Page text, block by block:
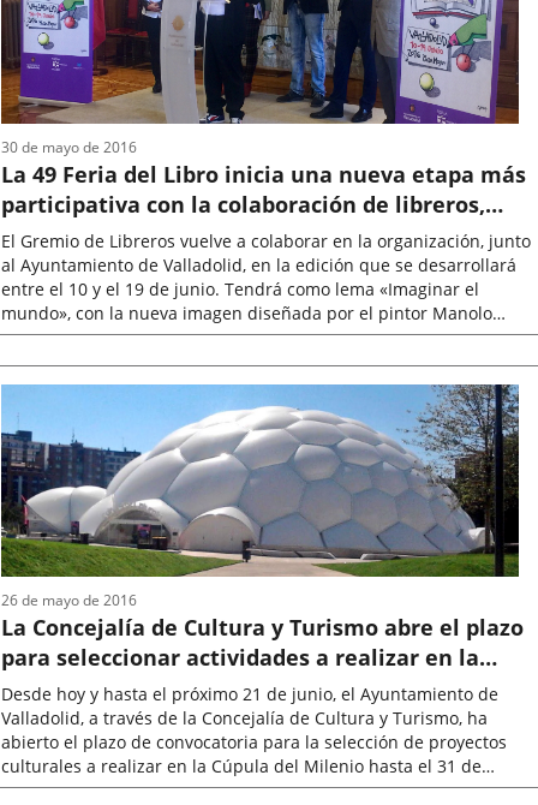
La 49 Feria del Libro inicia una nueva etapa más
participativa con la colaboración de libreros,
editores y autores en su regreso a la Plaza Mayor
El Gremio de Libreros vuelve a colaborar en la organización, junto
al Ayuntamiento de Valladolid, en la edición que se desarrollará
entre el 10 y el 19 de junio. Tendrá como lema «Imaginar el
mundo», con la nueva imagen diseñada por el pintor Manolo
Sierra
de
la
30 de mayo de 2016
La Concejalía de Cultura y Turismo abre el plazo
para seleccionar actividades a realizar en la
Cúpula del Milenio
Desde hoy y hasta el próximo 21 de junio, el Ayuntamiento de
Valladolid, a través de la Concejalía de Cultura y Turismo, ha
abierto el plazo de convocatoria para la selección de proyectos
culturales a realizar en la Cúpula del Milenio hasta el 31 de
diciembre...
26 de mayo de 2016